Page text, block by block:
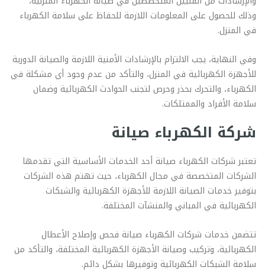
وذلك للحصول على المعلومات اللازمة للحفاظ على سلامة الكهرباء
في المنزل.
وفي النهاية، يجب الالتزام بالإرشادات الأمنية اللازمة والصيانة الدورية
للأجهزة الكهربائية في المنزل، والتأكد من عدم وجود أي مشكلة في
الكهرباء، والتحرك بحذر وحرص لتجنب الحوادث الكهربائية وضمان
سلامة الأفراد والممتلكات.
شركة الكهرباء صيانة
تعتبر شركات الكهرباء صيانة أحد الخدمات الأساسية التي تقدمها
الشركات المتخصصة في مجال الكهرباء، حيث تهتم هذه الشركات
بتوفير خدمات الصيانة اللازمة للأجهزة الكهربائية والشبكات
الكهربائية في المباني والمنشآت المختلفة.
تتضمن خدمات شركات الكهرباء صيانة فحص وإصلاح الأعطال
الكهربائية، وتركيب وصيانة الأجهزة الكهربائية المختلفة، والتأكد من
سلامة الشبكات الكهربائية وتوفيرها بشكل دائم.